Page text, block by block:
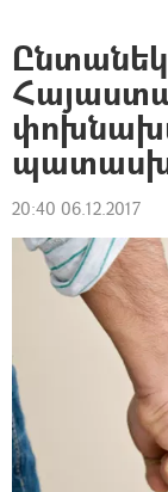
20:40 06.12.2017